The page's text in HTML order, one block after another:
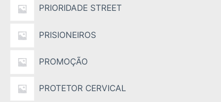
PRIORIDADE STREET
PRISIONEIROS
PROMOÇÃO
PROTETOR CERVICAL